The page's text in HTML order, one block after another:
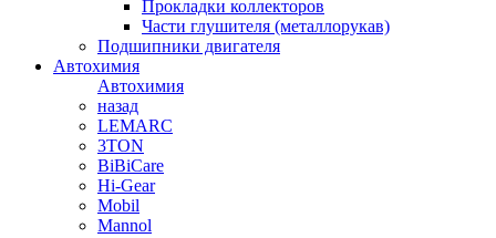
Прокладки коллекторов
Части глушителя (металлорукав)
Подшипники двигателя
Автохимия
Автохимия
назад
LEMARC
3TON
BiBiCare
Hi-Gear
Mobil
Mannol